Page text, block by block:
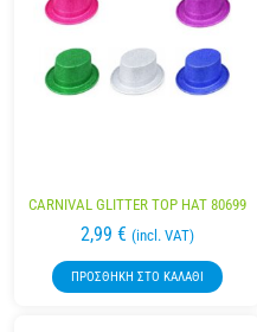
CARNIVAL GLITTER TOP HAT 80699
2,99 € (incl. VAT)
ΠΡΟΣΘΉΚΗ ΣΤΟ ΚΑΛΆΘΙ